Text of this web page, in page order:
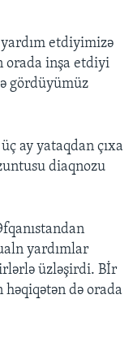
etdiyimizə
orada inşa etdiyi
gördüyümüz
ay yataqdan çıxa
diaqnozu
yardımlar
üzləşirdi. Bİr
də orada